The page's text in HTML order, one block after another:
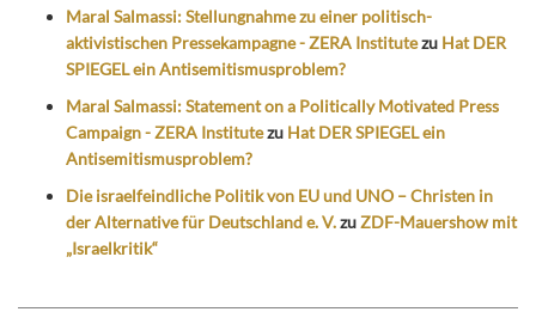
Maral Salmassi: Stellungnahme zu einer politisch-
aktivistischen Pressekampagne - ZERA Institutezu Hat DER
SPIEGEL ein Antisemitismusproblem?
Maral Salmassi: Statement on a Politically Motivated Press
Campaign - ZERA Institutezu Hat DER SPIEGEL ein
Antisemitismusproblem?
Die israelfeindliche Politik von EU und UNO – Christen in
der Alternative für Deutschland e. V.zuZDF-Mauershow mit
„Israelkritik“